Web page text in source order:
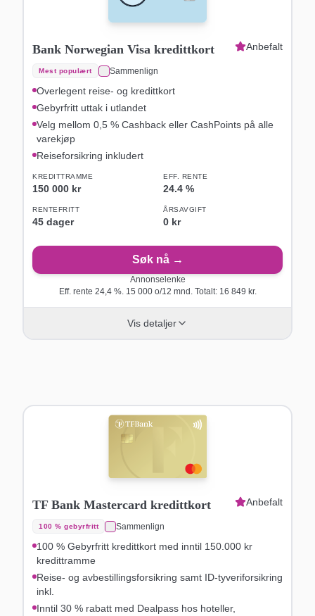
Bank Norwegian Visa kredittkort
Mest populært Sammenlign
Anbefalt
Overlegent reise- og kredittkort
Gebyrfritt uttak i utlandet
Velg mellom 0,5 % Cashback eller CashPoints på alle
varekjøp
Reiseforsikring inkludert
KREDITTRAMME
150 000 kr
EFF. RENTE
24.4 %
RENTEFRITT
45 dager
ÅRSAVGIFT
0 kr
Søk nå →
Annonselenke
Eff. rente 24,4%. 15 000o/12 mnd. Totalt: 16 849 kr.
Vis detaljer
TF Bank Mastercard kredittkort
100 % gebyrfritt Sammenlign
Anbefalt
100 % Gebyrfritt kredittkort med inntil 150.000 kr
kredittramme
Reise- og avbestillingsforsikring samt ID-tyveriforsikring
inkl.
Inntil 30 % rabatt med Dealpass hos hoteller,